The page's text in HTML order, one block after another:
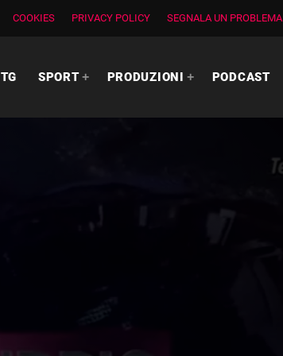
COOKIES PRIVACY POLICY SEGNALA UN PROBLEMA
TG SPORT PRODUZIONI PODCAST